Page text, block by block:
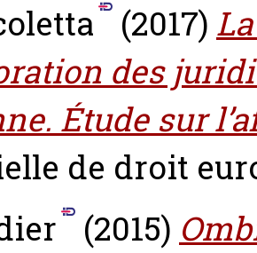
(2017)
des
Étude sur
de droit
(2015)